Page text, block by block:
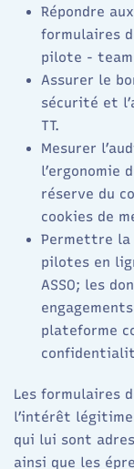
Répondre
formulaires
pilote -
Assurer le
sécurité et
TT. ​
Mesurer
l’ergonomie
réserve du
cookies de
Permettre la
pilotes en
ASSO; les
plateforme
Les formulaires
l’intérêt légitime
qui lui sont
ainsi que les